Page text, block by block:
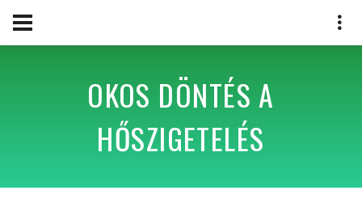
OKOS DÖNTÉS A
HŐSZIGETELÉS